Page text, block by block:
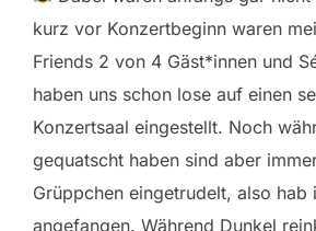
kurz vor Konzertbeginn waren
Friends 2 von 4 Gäst*innen und
haben uns schon lose auf einen
Konzertsaal eingestellt. Noch
gequatscht haben sind aber
Grüppchen eingetrudelt, also hab
angefangen. Während Dunkel